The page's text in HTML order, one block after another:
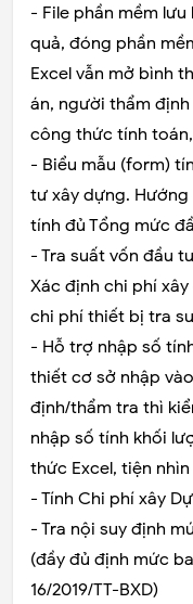
- File phần mềm lưu
quả, đóng phần
Excel vẫn mở bình
án, người thẩm
công thức tính
- Biểu mẫu (form)
tư xây dựng.
tính đủ Tổng mức
- Tra suất vốn đầu
Xác định chi phí
chi phí thiết bị tra
- Hỗ trợ nhập số
thiết cơ sở nhập
định/thẩm tra thì
nhập số tính khối
thức Excel, tiện
- Tính Chi phí xây
- Tra nội suy định
(đầy đủ định mức
16/2019/TT-BXD)